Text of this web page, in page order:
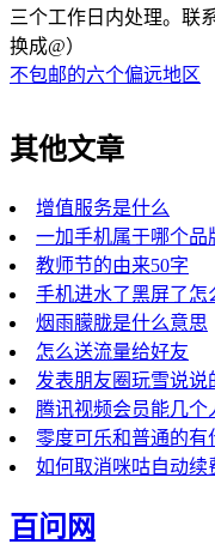
三个工作日内处理。联
换成@）
不包邮的六个偏远地区
其他文章
增值服务是什么
一加手机属于哪个品
教师节的由来50字
手机进水了黑屏了怎
烟雨朦胧是什么意思
怎么送流量给好友
发表朋友圈玩雪说说
腾讯视频会员能几个
零度可乐和普通的有
如何取消咪咕自动续
百问网